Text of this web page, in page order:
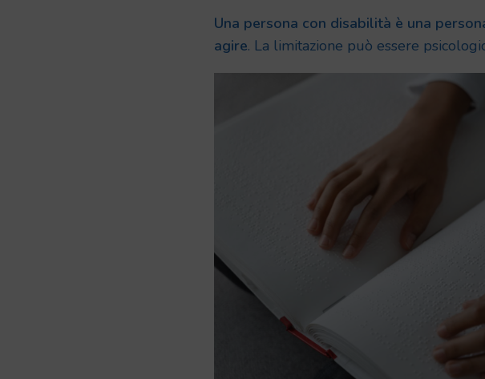
Una persona con disabilità è una
agire. La limitazione può essere